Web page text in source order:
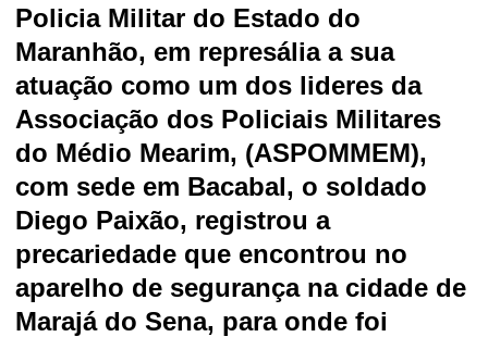
Policia Militar do Estado do
Maranhão, em represália a sua
atuação como um dos lideres da
Associação dos Policiais Militares
do Médio Mearim, (ASPOMMEM),
com sede em Bacabal, o soldado
Diego Paixão, registrou a
precariedade que encontrou no
aparelho de segurança na cidade de
Marajá do Sena, para onde foi